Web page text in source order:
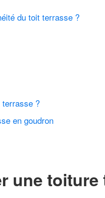
du toit terrasse ?
terrasse ?
en goudron
une toiture